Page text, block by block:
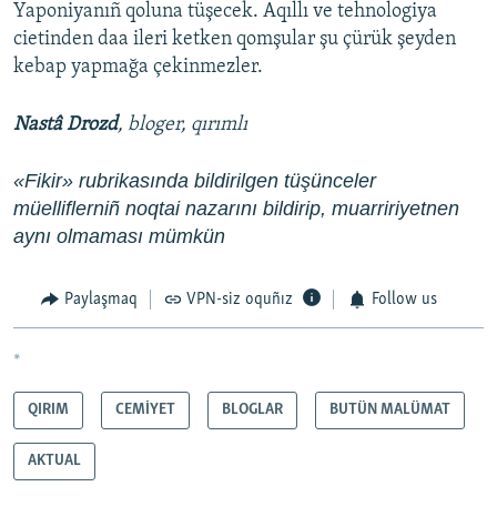
Yaponiyanıñ qoluna tüşecek. Aqıllı ve tehnologiya
cietinden daa ileri ketken qomşular şu çürük şeyden
kebap yapmağa çekinmezler.
Nastâ Drozd, bloger, qırımlı
«Fikir» rubrikasında bildirilgen tüşünceler
müelliflerniñ noqtai nazarını bildirip, muarririyetnen
aynı olmaması mümkün
Paylaşmaq VPN-siz oquñız Follow us
*
QIRIM CEMİYET BLOGLAR BUTÜN MALÜMAT
AKTUAL